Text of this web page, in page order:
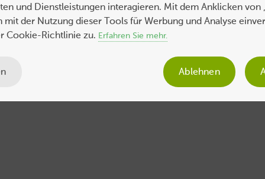
Tipps Business Sicherheit SEO Expertenbeiträge
und Dienstleistungen interagieren. Mit dem Anklicken von
mit der Nutzung dieser Tools für Werbung und Analyse
Cookie-Richtlinie zu. Erfahren Sie mehr.
Ablehnen